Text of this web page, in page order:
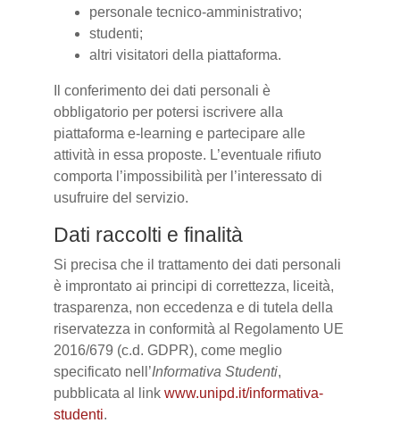
personale tecnico-amministrativo;
studenti;
altri visitatori della piattaforma.
Il conferimento dei dati personali è
obbligatorio per potersi iscrivere alla
piattaforma e-learning e partecipare alle
attività in essa proposte. L’eventuale rifiuto
comporta l’impossibilità per l’interessato di
usufruire del servizio.
Dati raccolti e finalità
Si precisa che il trattamento dei dati personali
è improntato ai principi di correttezza, liceità,
trasparenza, non eccedenza e di tutela della
riservatezza in conformità al Regolamento UE
2016/679 (c.d. GDPR), come meglio
specificato nell’Informativa Studenti,
pubblicata al link www.unipd.it/informativa-
studenti.